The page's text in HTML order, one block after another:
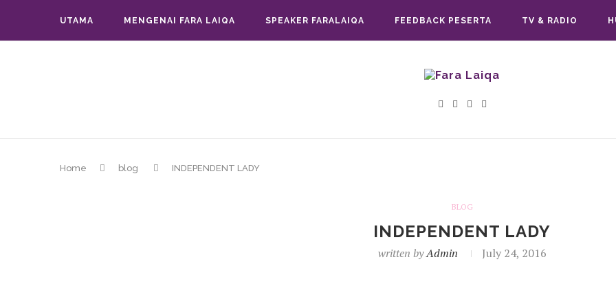
UTAMA MENGENAI FARA LAIQA SPEAKER FARALAIQA FEEDBACK PESERTA TV & RADIO
Home blog INDEPENDENT LADY
BLOG
INDEPENDENT LADY
written byAdmin July 24, 2016